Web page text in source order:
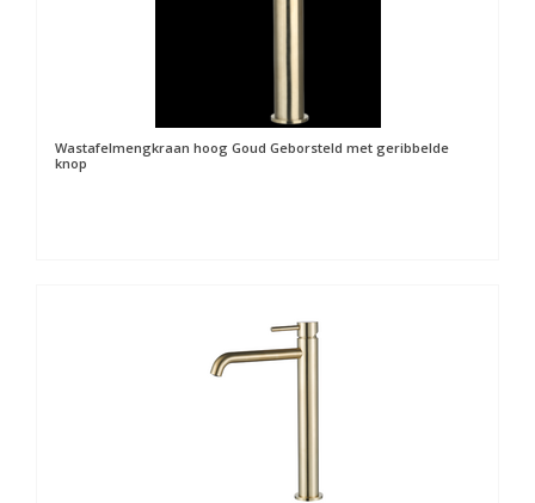
Wastafelmengkraan hoog Goud Geborsteld met geribbelde
knop